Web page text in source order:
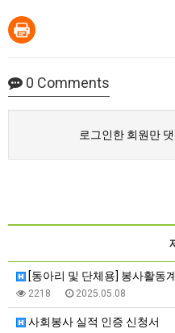
0 Comments
로그인한 회원만
[동아리 및 단체용] 봉사활동
2218 2025.05.08
사회봉사 실적 인증 신청서